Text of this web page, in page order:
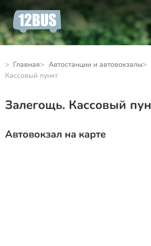
Главная Автостанции и автовокзалы
Кассовый пункт
Залегощь. Кассовый
Автовокзал на карте